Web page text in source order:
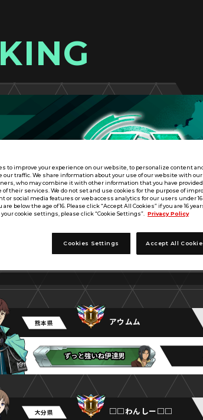
熊本県 アウムム
ずっと強いね伊達男
ずっと強いね伊達男
ずっと強いね伊達男
大分県 □□わんしー□□
to improve your experience on our website, to personalize content
our traffic. We share information about your use of our website with
who may combine it with other information that you have
of their services. We do not set and use cookies for the purpose of
or social media features or web access analytics for our users under 16
are below the age of 16. Please click “Accept All Cookies” if you are 16
cookie settings, please click “Cookie Settings”.
Privacy Policy
Cookies Settings Accept All